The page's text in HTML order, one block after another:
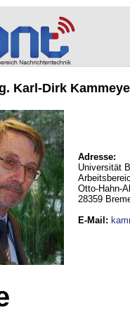
Karl-Dirk
Adresse:
Universität
Otto-Hahn-
28359
E-Mail :